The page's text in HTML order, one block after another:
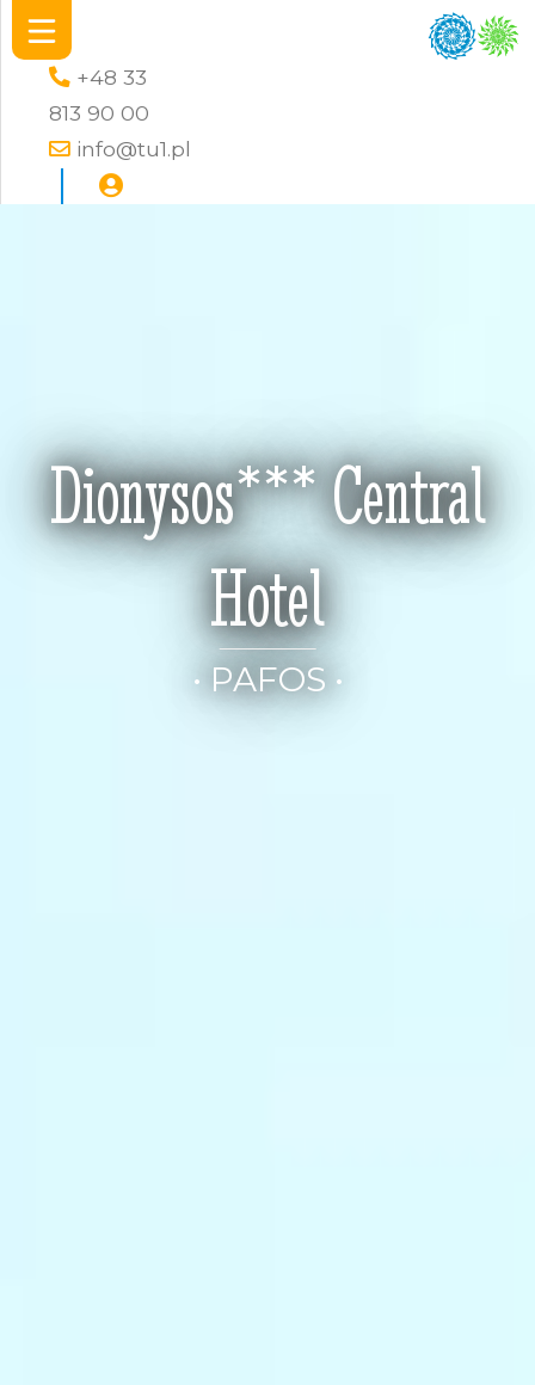
+48 33
813 90 00
info@tu1.pl
Dionysos*** Central
Hotel
• PAFOS •